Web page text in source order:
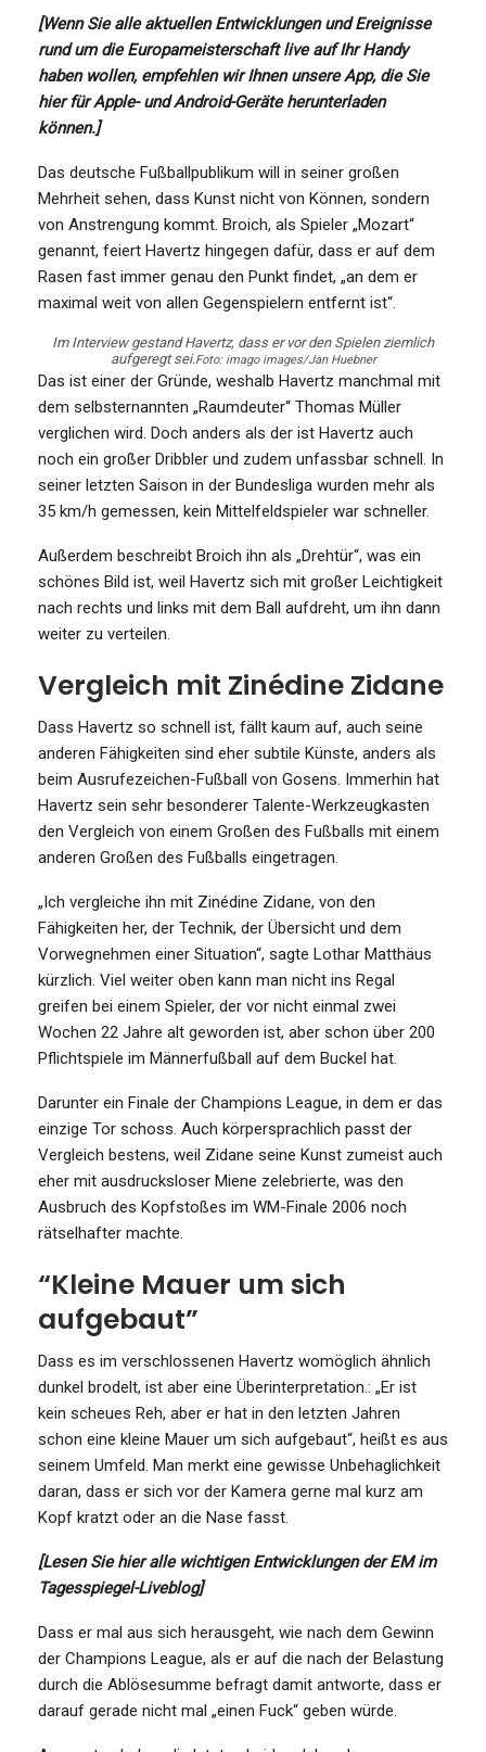
[Wenn Sie alle aktuellen Entwicklungen und Ereignisse
rund um die Europameisterschaft live auf Ihr Handy
haben wollen, empfehlen wir Ihnen unsere App, die Sie
hier für Apple- und Android-Geräte herunterladen
können.]
Das deutsche Fußballpublikum will in seiner großen
Mehrheit sehen, dass Kunst nicht von Können, sondern
von Anstrengung kommt. Broich, als Spieler „Mozart“
genannt, feiert Havertz hingegen dafür, dass er auf dem
Rasen fast immer genau den Punkt findet, „an dem er
maximal weit von allen Gegenspielern entfernt ist“.
Im Interview gestand Havertz, dass er vor den Spielen ziemlich
aufgeregt sei.Foto: imago images/Jan Huebner
Das ist einer der Gründe, weshalb Havertz manchmal mit
dem selbsternannten „Raumdeuter“ Thomas Müller
verglichen wird. Doch anders als der ist Havertz auch
noch ein großer Dribbler und zudem unfassbar schnell. In
seiner letzten Saison in der Bundesliga wurden mehr als
35 km/h gemessen, kein Mittelfeldspieler war schneller.
Außerdem beschreibt Broich ihn als „Drehtür“, was ein
schönes Bild ist, weil Havertz sich mit großer Leichtigkeit
nach rechts und links mit dem Ball aufdreht, um ihn dann
weiter zu verteilen.
Vergleich mit Zinédine Zidane
Dass Havertz so schnell ist, fällt kaum auf, auch seine
anderen Fähigkeiten sind eher subtile Künste, anders als
beim Ausrufezeichen-Fußball von Gosens. Immerhin hat
Havertz sein sehr besonderer Talente-Werkzeugkasten
den Vergleich von einem Großen des Fußballs mit einem
anderen Großen des Fußballs eingetragen.
„Ich vergleiche ihn mit Zinédine Zidane, von den
Fähigkeiten her, der Technik, der Übersicht und dem
Vorwegnehmen einer Situation“, sagte Lothar Matthäus
kürzlich. Viel weiter oben kann man nicht ins Regal
greifen bei einem Spieler, der vor nicht einmal zwei
Wochen 22 Jahre alt geworden ist, aber schon über 200
Pflichtspiele im Männerfußball auf dem Buckel hat.
Darunter ein Finale der Champions League, in dem er das
einzige Tor schoss. Auch körpersprachlich passt der
Vergleich bestens, weil Zidane seine Kunst zumeist auch
eher mit ausdrucksloser Miene zelebrierte, was den
Ausbruch des Kopfstoßes im WM-Finale 2006 noch
rätselhafter machte.
“Kleine Mauer um sich
aufgebaut”
Dass es im verschlossenen Havertz womöglich ähnlich
dunkel brodelt, ist aber eine Überinterpretation.: „Er ist
kein scheues Reh, aber er hat in den letzten Jahren
schon eine kleine Mauer um sich aufgebaut“, heißt es aus
seinem Umfeld. Man merkt eine gewisse Unbehaglichkeit
daran, dass er sich vor der Kamera gerne mal kurz am
Kopf kratzt oder an die Nase fasst.
[Lesen Sie hier alle wichtigen Entwicklungen der EM im
Tagesspiegel-Liveblog]
Dass er mal aus sich herausgeht, wie nach dem Gewinn
der Champions League, als er auf die nach der Belastung
durch die Ablösesumme befragt damit antworte, dass er
darauf gerade nicht mal „einen Fuck“ geben würde.